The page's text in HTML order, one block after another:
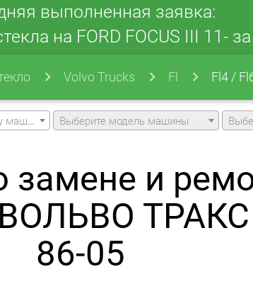
выполненная заявка:
на FORD FOCUS III 11-
Volvo Trucks Fl Fl4 /
Выберите марку машины Выберите модель машины
замене и
ВОЛЬВО ТРАКС
86-05